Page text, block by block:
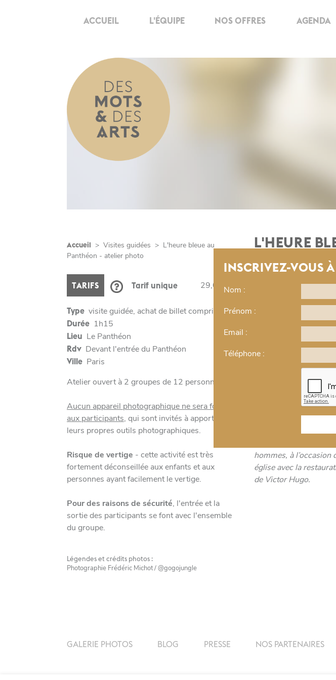
ACCUEIL L'ÉQUIPE NOS OFFRES AGENDA
Accueil > Visites guidées > L'heure bleue au
Panthéon - atelier photo
L'HEURE
TARIFS Tarif unique 29,00 €
Type visite guidée, achat de billet compris
Durée 1h15
Lieu Le Panthéon
Rdv Devant l'entrée du Panthéon
Ville Paris
Atelier ouvert à 2 groupes de 12 personnes
Aucun appareil photographique ne sera fourni
aux participants, qui sont invités à apporter
leurs propres outils photographiques.
Risque de vertige - cette activité est très
fortement déconseillée aux enfants et aux
personnes ayant facilement le vertige.
Pour des raisons de sécurité, l'entrée et la
sortie des participants se font avec l'ensemble
du groupe.
Légendes et crédits photos :
Photographie Frédéric Michot / @gogojungle
vous
belles heures de la
Profitez de ce lieu
accompagné par un
En partenariat avec
A propos du Panthéon
Temple de la Nation
tant changé de
celle de l’église
n’est terminée
hommes, à
église avec la
de Victor Hugo.
GALERIE PHOTOS BLOG PRESSE NOS PARTENAIRES
INSCRIVEZ-VOUS
Nom :
Prénom :
Email :
Téléphone :